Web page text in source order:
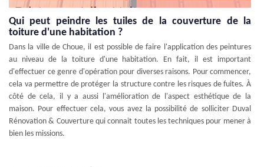
Qui peut peindre les tuiles de la couverture de la
toiture d'une habitation ?
Dans la ville de Choue, il est possible de faire l'application des peintures
au niveau de la toiture d'une habitation. En fait, il est important
d'effectuer ce genre d'opération pour diverses raisons. Pour commencer,
cela va permettre de protéger la structure contre les risques de fuites. À
côté de cela, il y a aussi l'amélioration de l'aspect esthétique de la
maison. Pour effectuer cela, vous avez la possibilité de solliciter Duval
Rénovation & Couverture qui connait toutes les techniques pour mener à
bien les missions.